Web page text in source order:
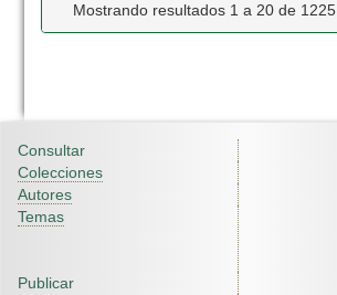
Mostrando resultados 1 a 20 de 1225
Consultar
Colecciones
Autores
Temas
Publicar